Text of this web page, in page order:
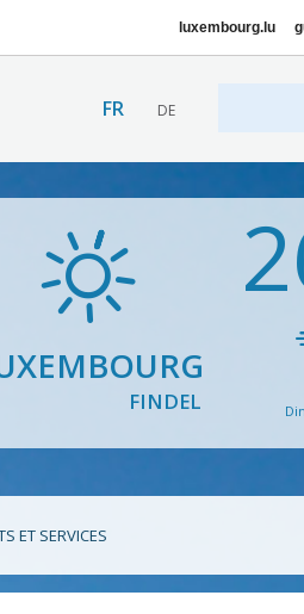
luxembourg.lu
FR DE
FINDEL
ET SERVICES